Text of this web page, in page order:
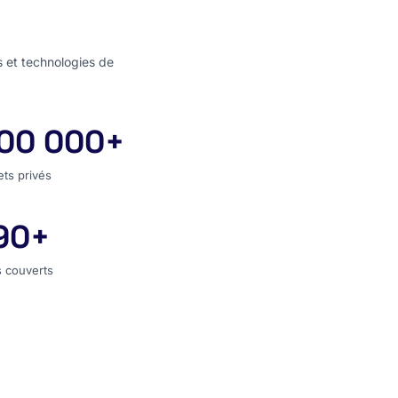
et technologies de
privés
000+
privés
couverts
couverts